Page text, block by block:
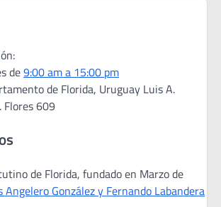
de9:00 am a 15:00 pm
de Florida, Uruguay Luis A.
Flores 609
de Florida, fundado en Marzo de
Angelero González y Fernando Labandera